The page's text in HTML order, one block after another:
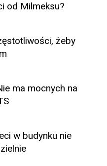
od Milmeksu?
żeby
ma mocnych na
w budynku nie